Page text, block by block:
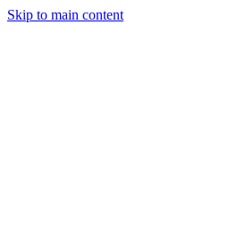
Skip to main content